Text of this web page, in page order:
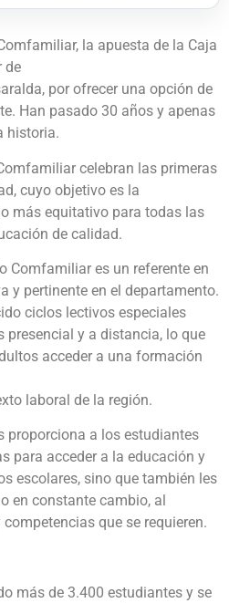
la apuesta de la Caja
de
por ofrecer una opción de
Han pasado 30 años y apenas
historia.
celebran las primeras
cuyo objetivo es la
más equitativo para todas las
de calidad.
Comfamiliar es un referente en
y pertinente en el departamento.
ciclos lectivos especiales
presencial y a distancia, lo que
acceder a una formación
laboral de la región.
proporciona a los estudiantes
para acceder a la educación y
escolares, sino que también les
en constante cambio, al
que se requieren.
más de 3.400 estudiantes y se